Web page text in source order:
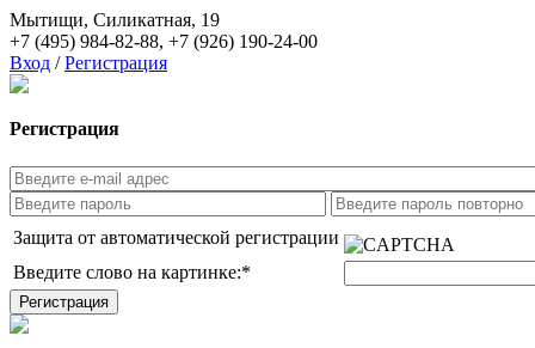
Мытищи, Силикатная, 19
+7 (495) 984-82-88, +7 (926) 190-24-00
Вход / Регистрация
Регистрация
Защита от автоматической регистрации
Введите слово на картинке:*